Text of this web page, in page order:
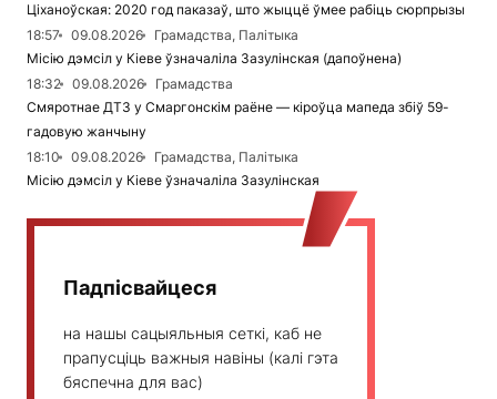
Ціханоўская: 2020 год паказаў, што жыццё ўмее рабіць сюрпрызы
18:57
09.08.2026
Грамадства, Палітыка
Місію дэмсіл у Кіеве ўзначаліла Зазулінская (дапоўнена)
18:32
09.08.2026
Грамадства
Смяротнае ДТЗ у Смаргонскім раёне — кіроўца мапеда збіў 59-
гадовую жанчыну
18:10
09.08.2026
Грамадства, Палітыка
Місію дэмсіл у Кіеве ўзначаліла Зазулінская
Падпісвайцеся
на нашы сацыяльныя сеткі, каб не
прапусціць важныя навіны (калі гэта
бяспечна для вас)